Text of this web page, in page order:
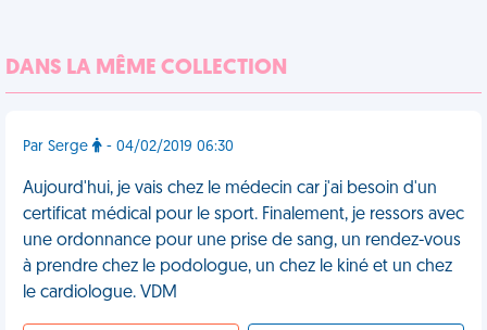
DANS LA MÊME COLLECTION
Par Serge - 04/02/2019 06:30
Aujourd'hui, je vais chez le médecin car j'ai besoin d'un
certificat médical pour le sport. Finalement, je ressors avec
une ordonnance pour une prise de sang, un rendez-vous
à prendre chez le podologue, un chez le kiné et un chez
le cardiologue. VDM